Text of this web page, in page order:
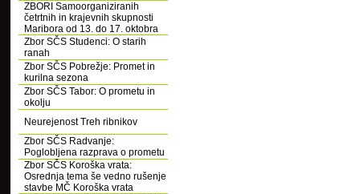
ZBORI Samoorganiziranih
četrtnih in krajevnih skupnosti
Maribora od 13. do 17. oktobra
Zbor SČS Studenci: O starih
ranah
Zbor SČS Pobrežje: Promet in
kurilna sezona
Zbor SČS Tabor: O prometu in
okolju
Neurejenost Treh ribnikov
Zbor SČS Radvanje:
Poglobljena razprava o prometu
Zbor SČS Koroška vrata:
Osrednja tema še vedno rušenje
stavbe MČ Koroška vrata